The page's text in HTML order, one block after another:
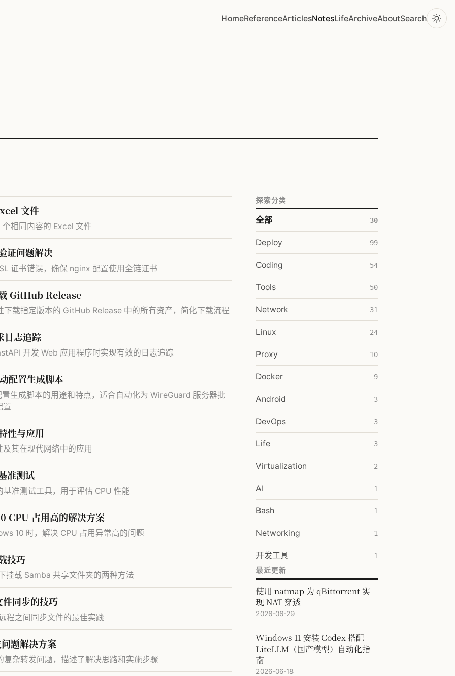
HomeReferenceArticlesNotesLifeArchiveAboutSearch
文件
相同内容的 Excel 文件
证问题解决
证书错误，确保 nginx 配置使用全链证书
GitHub Release
下载指定版本的 GitHub Release 中的所有资产，简化下载流程
日志追踪
开发 Web 应用程序时实现有效的日志追踪
配置生成脚本
生成脚本的用途和特点，适合自动化为 WireGuard 服务器批
置
性与应用
其在现代网络中的应用
准测试
准测试工具，用于评估 CPU 性能
CPU 占用高的解决方案
10 时，解决 CPU 占用异常高的问题
技巧
挂载 Samba 共享文件夹的两种方法
同步的技巧
程之间同步文件的最佳实践
题解决方案
杂转发问题，描述了解决思路和实施步骤
探索分类
全部 30
Deploy 99
Coding 54
Tools 50
Network 31
Linux 24
Proxy 10
Docker 9
Android 3
DevOps 3
Life 3
Virtualization 2
AI 1
Bash 1
Networking 1
开发工具
1
最近更新
使用 natmap 为 qBittorrent 实
现 NAT 穿透
2026-06-29
Windows 11 安装 Codex 搭配
LiteLLM（国产模型）自动化指
南
2026-06-18